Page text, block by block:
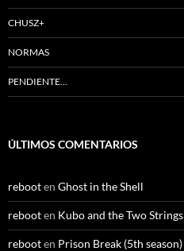
CHUSZ+
NORMAS
PENDIENTE…
ÚLTIMOS COMENTARIOS
rebooten Ghost in the Shell
rebooten Kubo and the Two Strings
rebooten Prison Break (5th season)